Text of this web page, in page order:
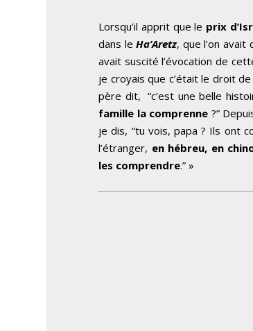
Lorsqu’il apprit que le prix
dans leHa’Aretz, que l’on
avait suscité l’évocation de
je croyais que c’était le droit
père dit, “c’est une belle
famille la comprenne ?”
je dis, “tu vois, papa ? Ils ont
l’étranger, en hébreu, en
les comprendre.” »